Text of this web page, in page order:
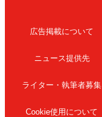
広告掲載について
ニュース提供先
ライター・執筆者募集
Cookie使用について